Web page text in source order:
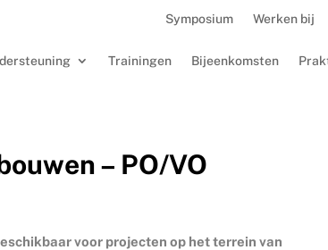
Symposium Werken bij
Trainingen Bijeenkomsten
– PO/VO
voor projecten op het terrein van